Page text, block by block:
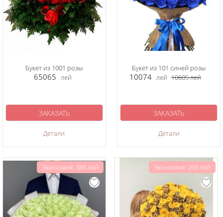
Букет из 1001 розы
65065 лей
Детали
ЗАКАЗАТЬ
Букет из 101 синей розы
10074 лей 10605лей
Детали
ЗАКАЗАТЬ
Экономия: 386 лей Экономия: 260 лей